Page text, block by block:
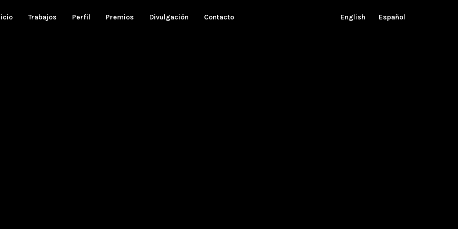
Trabajos Perfil Premios Divulgación Contacto Español
English